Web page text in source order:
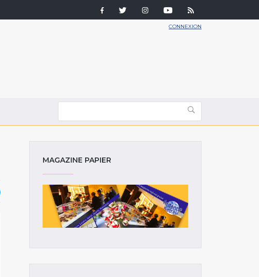
CONNEXION
MAGAZINE PAPIER